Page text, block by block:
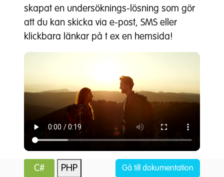
skapat en undersöknings-lösning som gör
att du kan skicka via e-post, SMS eller
klickbara länkar på t ex en hemsida!
C# PHP Gå till dokumentation